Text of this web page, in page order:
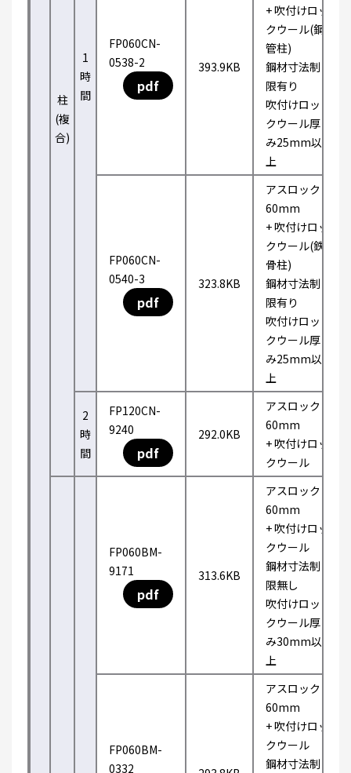
柱
(複
合)
1
時
間
FP060CN-
0538-2
pdf
393.9KB
+ 吹付けロッ
クウール(鋼
管柱)
鋼材寸法制
限有り
吹付けロッ
クウール厚
み25mm以
上
FP060CN-
0540-3
pdf
323.8KB
アスロック
60mm
+ 吹付けロッ
クウール(鉄
骨柱)
鋼材寸法制
限有り
吹付けロッ
クウール厚
み25mm以
上
2
時
間
FP120CN-
9240
pdf
292.0KB
アスロック
60mm
+ 吹付けロッ
クウール
FP060BM-
9171
pdf
313.6KB
アスロック
60mm
+ 吹付けロッ
クウール
鋼材寸法制
限無し
吹付けロッ
クウール厚
み30mm以
上
FP060BM-
0332
アスロック
60mm
+ 吹付けロッ
クウール
鋼材寸法制